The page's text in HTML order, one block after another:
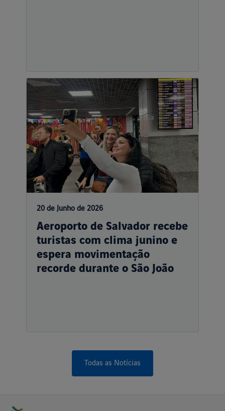
20 de Junho de 2026
Aeroporto de Salvador recebe
turistas com clima junino e
espera movimentação
recorde durante o São João
Todas as Notícias